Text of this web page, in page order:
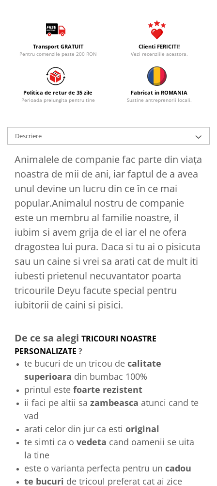
Transport GRATUIT
Pentru comenzile peste 200 RON
Clienti FERICITI!
Vezi recenziile acestora.
Politica de retur de 35 zile
Perioada prelungita pentru tine
Fabricat in ROMANIA
Sustine antreprenorii locali.
Descriere
Animalele de companie fac parte din viaţa
noastra de mii de ani, iar faptul de a avea
unul devine un lucru din ce în ce mai
popular.Animalul nostru de companie
este un membru al familie noastre, il
iubim si avem grija de el iar el ne ofera
dragostea lui pura. Daca si tu ai o pisicuta
sau un caine si vrei sa arati cat de mult iti
iubesti prietenul necuvantator poarta
tricourile Deyu facute special pentru
iubitorii de caini si pisici.
De ce sa alegi TRICOURI NOASTRE
PERSONALIZATE ?
te bucuri de un tricou de calitate
superioara din bumbac 100%
printul este foarte rezistent
ii faci pe altii sa zambeasca atunci cand te
vad
arati celor din jur ca esti original
te simti ca o vedeta cand oamenii se uita
la tine
este o varianta perfecta pentru un cadou
te bucuri de tricoul preferat cat ai zice